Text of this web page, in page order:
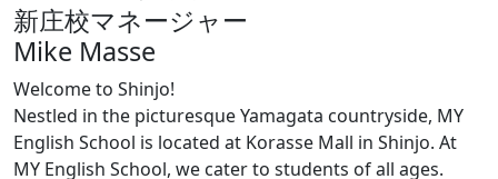
新庄校マネージャー
Mike Masse
Welcome to Shinjo!
Nestled in the picturesque Yamagata countryside, MY
English School is located at Korasse Mall in Shinjo. At
MY English School, we cater to students of all ages.